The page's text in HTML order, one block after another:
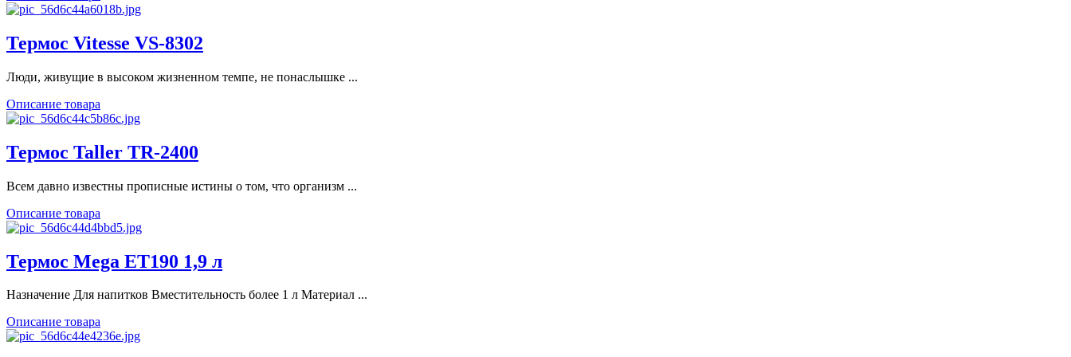
Термос Vitesse VS-8302
Люди, живущие в высоком жизненном темпе, не понаслышке ...
Описание товара
Термос Taller TR-2400
Всем давно известны прописные истины о том, что организм ...
Описание товара
Термос Mega ЕТ190 1,9 л
Назначение Для напитков Вместительность более 1 л Материал ...
Описание товара